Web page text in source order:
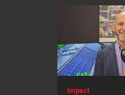
Impact